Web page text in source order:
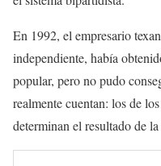
En 1992, el empresario
independiente, había
popular, pero no pudo
realmente cuentan: los de
determinan el resultado de